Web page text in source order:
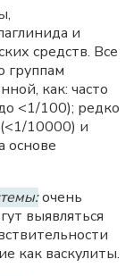
и
средств. Все
группам
как: часто
<1/100); редко
10000) и
основе
очень
выявляться
как васкулиты.